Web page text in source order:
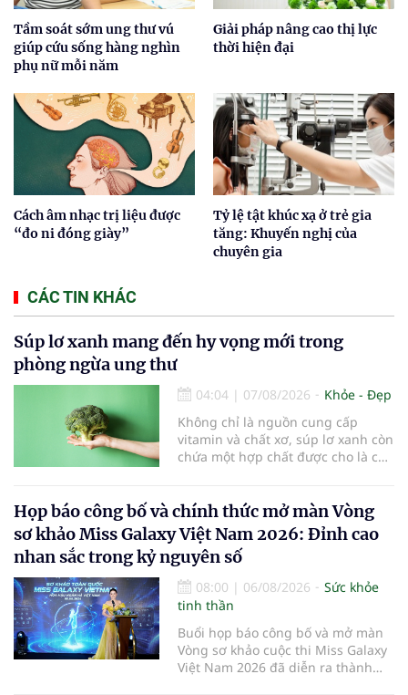
Tầm soát sớm ung thư vú
giúp cứu sống hàng nghìn
phụ nữ mỗi năm
Giải pháp nâng cao thị lực
thời hiện đại
Cách âm nhạc trị liệu được
“đo ni đóng giày”
Tỷ lệ tật khúc xạ ở trẻ gia
tăng: Khuyến nghị của
chuyên gia
CÁC TIN KHÁC
Súp lơ xanh mang đến hy vọng mới trong
phòng ngừa ung thư
04:04 | 07/08/2026
Khỏe - Đẹp
Không chỉ là nguồn cung cấp
vitamin và chất xơ, súp lơ xanh còn
chứa một hợp chất được cho là có
Họp báo công bố và chính thức mở màn Vòng
sơ khảo Miss Galaxy Việt Nam 2026: Đỉnh cao
nhan sắc trong kỷ nguyên số
08:00 | 06/08/2026
Sức khỏe
tinh thần
Buổi họp báo công bố và mở màn
Vòng sơ khảo cuộc thi Miss Galaxy
Việt Nam 2026 đã diễn ra thành